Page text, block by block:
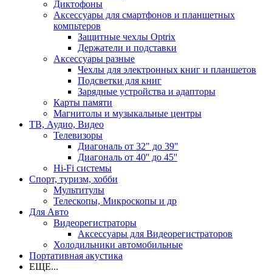
Диктофоны
Аксессуары для смартфонов и планшетных
компьтеров
Защитные чехлы Optrix
Держатели и подставки
Аксессуары разные
Чехлы для электронных книг и планшетов
Подсветки для книг
Зарядные устройства и адапторы
Карты памяти
Магнитолы и музыкальные центры
ТВ, Аудио, Видео
Телевизоры
Диагональ от 32" до 39"
Диагональ от 40'' до 45''
Hi-Fi системы
Спорт, туризм, хобби
Мультитулы
Телескопы, Микроскопы и др
Для Авто
Видеорегистраторы
Аксессуары для Видеорегистраторов
Холодильники автомобильные
Портативная акустика
ЕЩЕ...